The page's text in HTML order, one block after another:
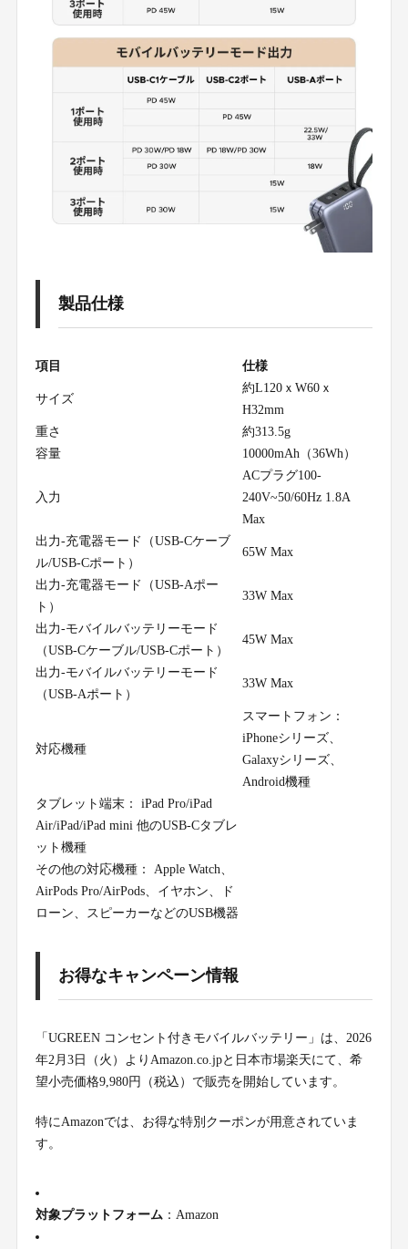
製品仕様
項目 仕様
サイズ
約L120ｘW60ｘ
H32mm
重さ
約313.5g
容量
10000mAh（36Wh）
入力
ACプラグ100-
240V~50/60Hz 1.8A
Max
出力-充電器モード（USB-Cケーブ
ル/USB-Cポート）
65W Max
出力-充電器モード（USB-Aポー
ト）
33W Max
出力-モバイルバッテリーモード
（USB-Cケーブル/USB-Cポート）
45W Max
出力-モバイルバッテリーモード
（USB-Aポート）
33W Max
対応機種
スマートフォン：
iPhoneシリーズ、
Galaxyシリーズ、
Android機種
タブレット端末： iPad Pro/iPad
Air/iPad/iPad mini 他のUSB-Cタブレ
ット機種
その他の対応機種： Apple Watch、
AirPods Pro/AirPods、イヤホン、ド
ローン、スピーカーなどのUSB機器
お得なキャンペーン情報
「UGREEN コンセント付きモバイルバッテリー」は、2026
年2月3日（火）よりAmazon.co.jpと日本市場楽天にて、希
望小売価格9,980円（税込）で販売を開始しています。
特にAmazonでは、お得な特別クーポンが用意されていま
す。
対象プラットフォーム：Amazon